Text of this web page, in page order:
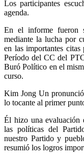
Los participantes
agenda.
En el informe fueron
mediante la lucha por
en las importantes
Período del CC del
Buró Político en el
curso.
Kim Jong Un
lo tocante al primer
Él hizo una
las políticas del
nuestro Partido y
resumió los logros